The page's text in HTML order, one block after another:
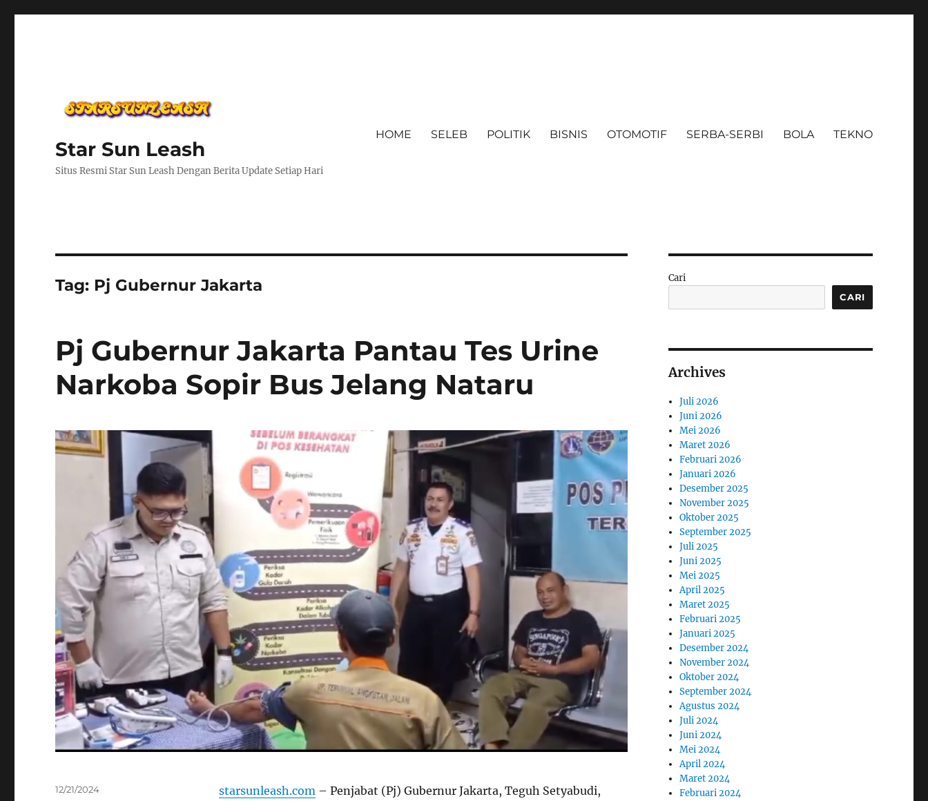
Star Sun Leash
Situs Resmi Star Sun Leash Dengan Berita Update Setiap Hari
HOME SELEB POLITIK BISNIS OTOMOTIF SERBA-SERBI BOLA TEKNO
Tag: Pj Gubernur Jakarta
Pj Gubernur Jakarta Pantau Tes Urine
Narkoba Sopir Bus Jelang Nataru
starsunleash.com– Penjabat (Pj) Gubernur Jakarta, Teguh Setyabudi,
Posted
12/21/2024
Cari
CARI
Archives
Juli 2026
Juni 2026
Mei 2026
Maret 2026
Februari 2026
Januari 2026
Desember 2025
November 2025
Oktober 2025
September 2025
Juli 2025
Juni 2025
Mei 2025
April 2025
Maret 2025
Februari 2025
Januari 2025
Desember 2024
November 2024
Oktober 2024
September 2024
Agustus 2024
Juli 2024
Juni 2024
Mei 2024
April 2024
Maret 2024
Februari 2024